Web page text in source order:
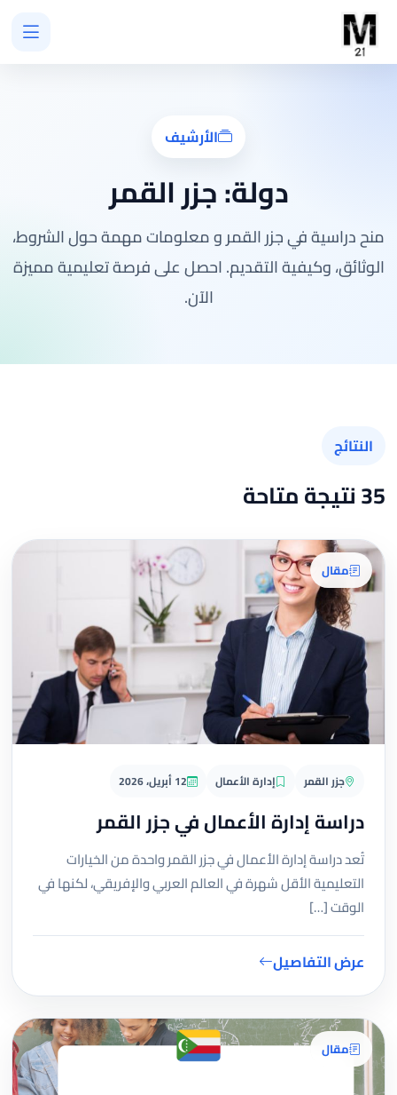
الأرشيف
دولة:جزر القمر
منح دراسية في جزر القمر و معلومات مهمة حول الشروط،
الوثائق، وكيفية التقديم. احصل على فرصة تعليمية مميزة
الآن.
النتائج
35 نتيجة متاحة
مقال
جزر القمر إدارة الأعمال 12 أبريل، 2026
دراسة إدارة الأعمال في جزر القمر
تُعد دراسة إدارة الأعمال في جزر القمر واحدة من الخيارات
التعليمية الأقل شهرة في العالم العربي والإفريقي، لكنها في
الوقت […]
عرض التفاصيل
مقال